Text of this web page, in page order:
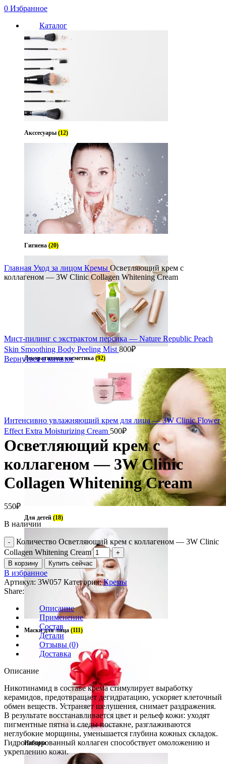
0 Избранное
Каталог
Акссесуары (12)
Гигиена (20)
Декоративная косметика (92)
Для детей (18)
Маски для лица (111)
Наборы
Главная Уход за лицом Кремы Осветляющий крем с
коллагеном — 3W Clinic Collagen Whitening Cream
Мист-пилинг с экстрактом персика — Nature Republic Peach
Skin Smoothing Body Peeling Mist800₽
Вернуться в каталог
Интенсивно увлажняющий крем для лица — 3W Clinic Flower
Effect Extra Moisturizing Cream 500₽
Осветляющий крем с
коллагеном — 3W Clinic
Collagen Whitening Cream
550₽
В наличии
Количество Осветляющий крем с коллагеном — 3W Clinic
Collagen Whitening Cream
В корзину Купить сейчас
В избранное
Артикул: 3W057 Категория: Кремы
Share:
Описание
Применение
Состав
Детали
Отзывы (0)
Доставка
Описание
Никотинамид в составе крема стимулирует выработку
керамидов, предотвращает дегидратацию, ускоряет клеточный
обмен веществ. Устраняет шелушения, снимает раздражения.
В результате восстанавливается цвет и рельеф кожи: уходят
пигментные пятна и следы постакне, разглаживаются
неглубокие морщины, уменьшается глубина кожных складок.
Гидролизированный коллаген способствует омоложению и
укреплению кожи.